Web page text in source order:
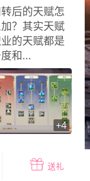
推荐
体验精彩世界
手软！ 送礼
后的天赋怎
？其实天赋
的天赋都是
和...
+4
21